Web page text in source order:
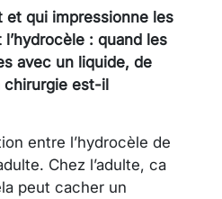
qui impressionne les
: quand les
avec un liquide, de
chirurgie est-il
entre l’hydrocèle de
Chez l’adulte, ca
peut cacher un